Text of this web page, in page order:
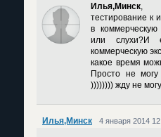
Илья,Минск ,
тестирование к
в
или слухи?И
коммерческую
какое время
Просто не
)))))))) жду не могу.
Илья,Минск 4 января 2014